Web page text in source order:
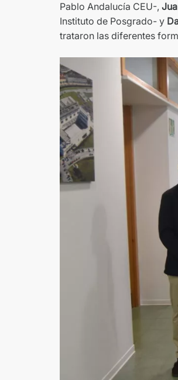
Pablo Andalucía CEU-,
Instituto de Posgrado- y
trataron las diferentes